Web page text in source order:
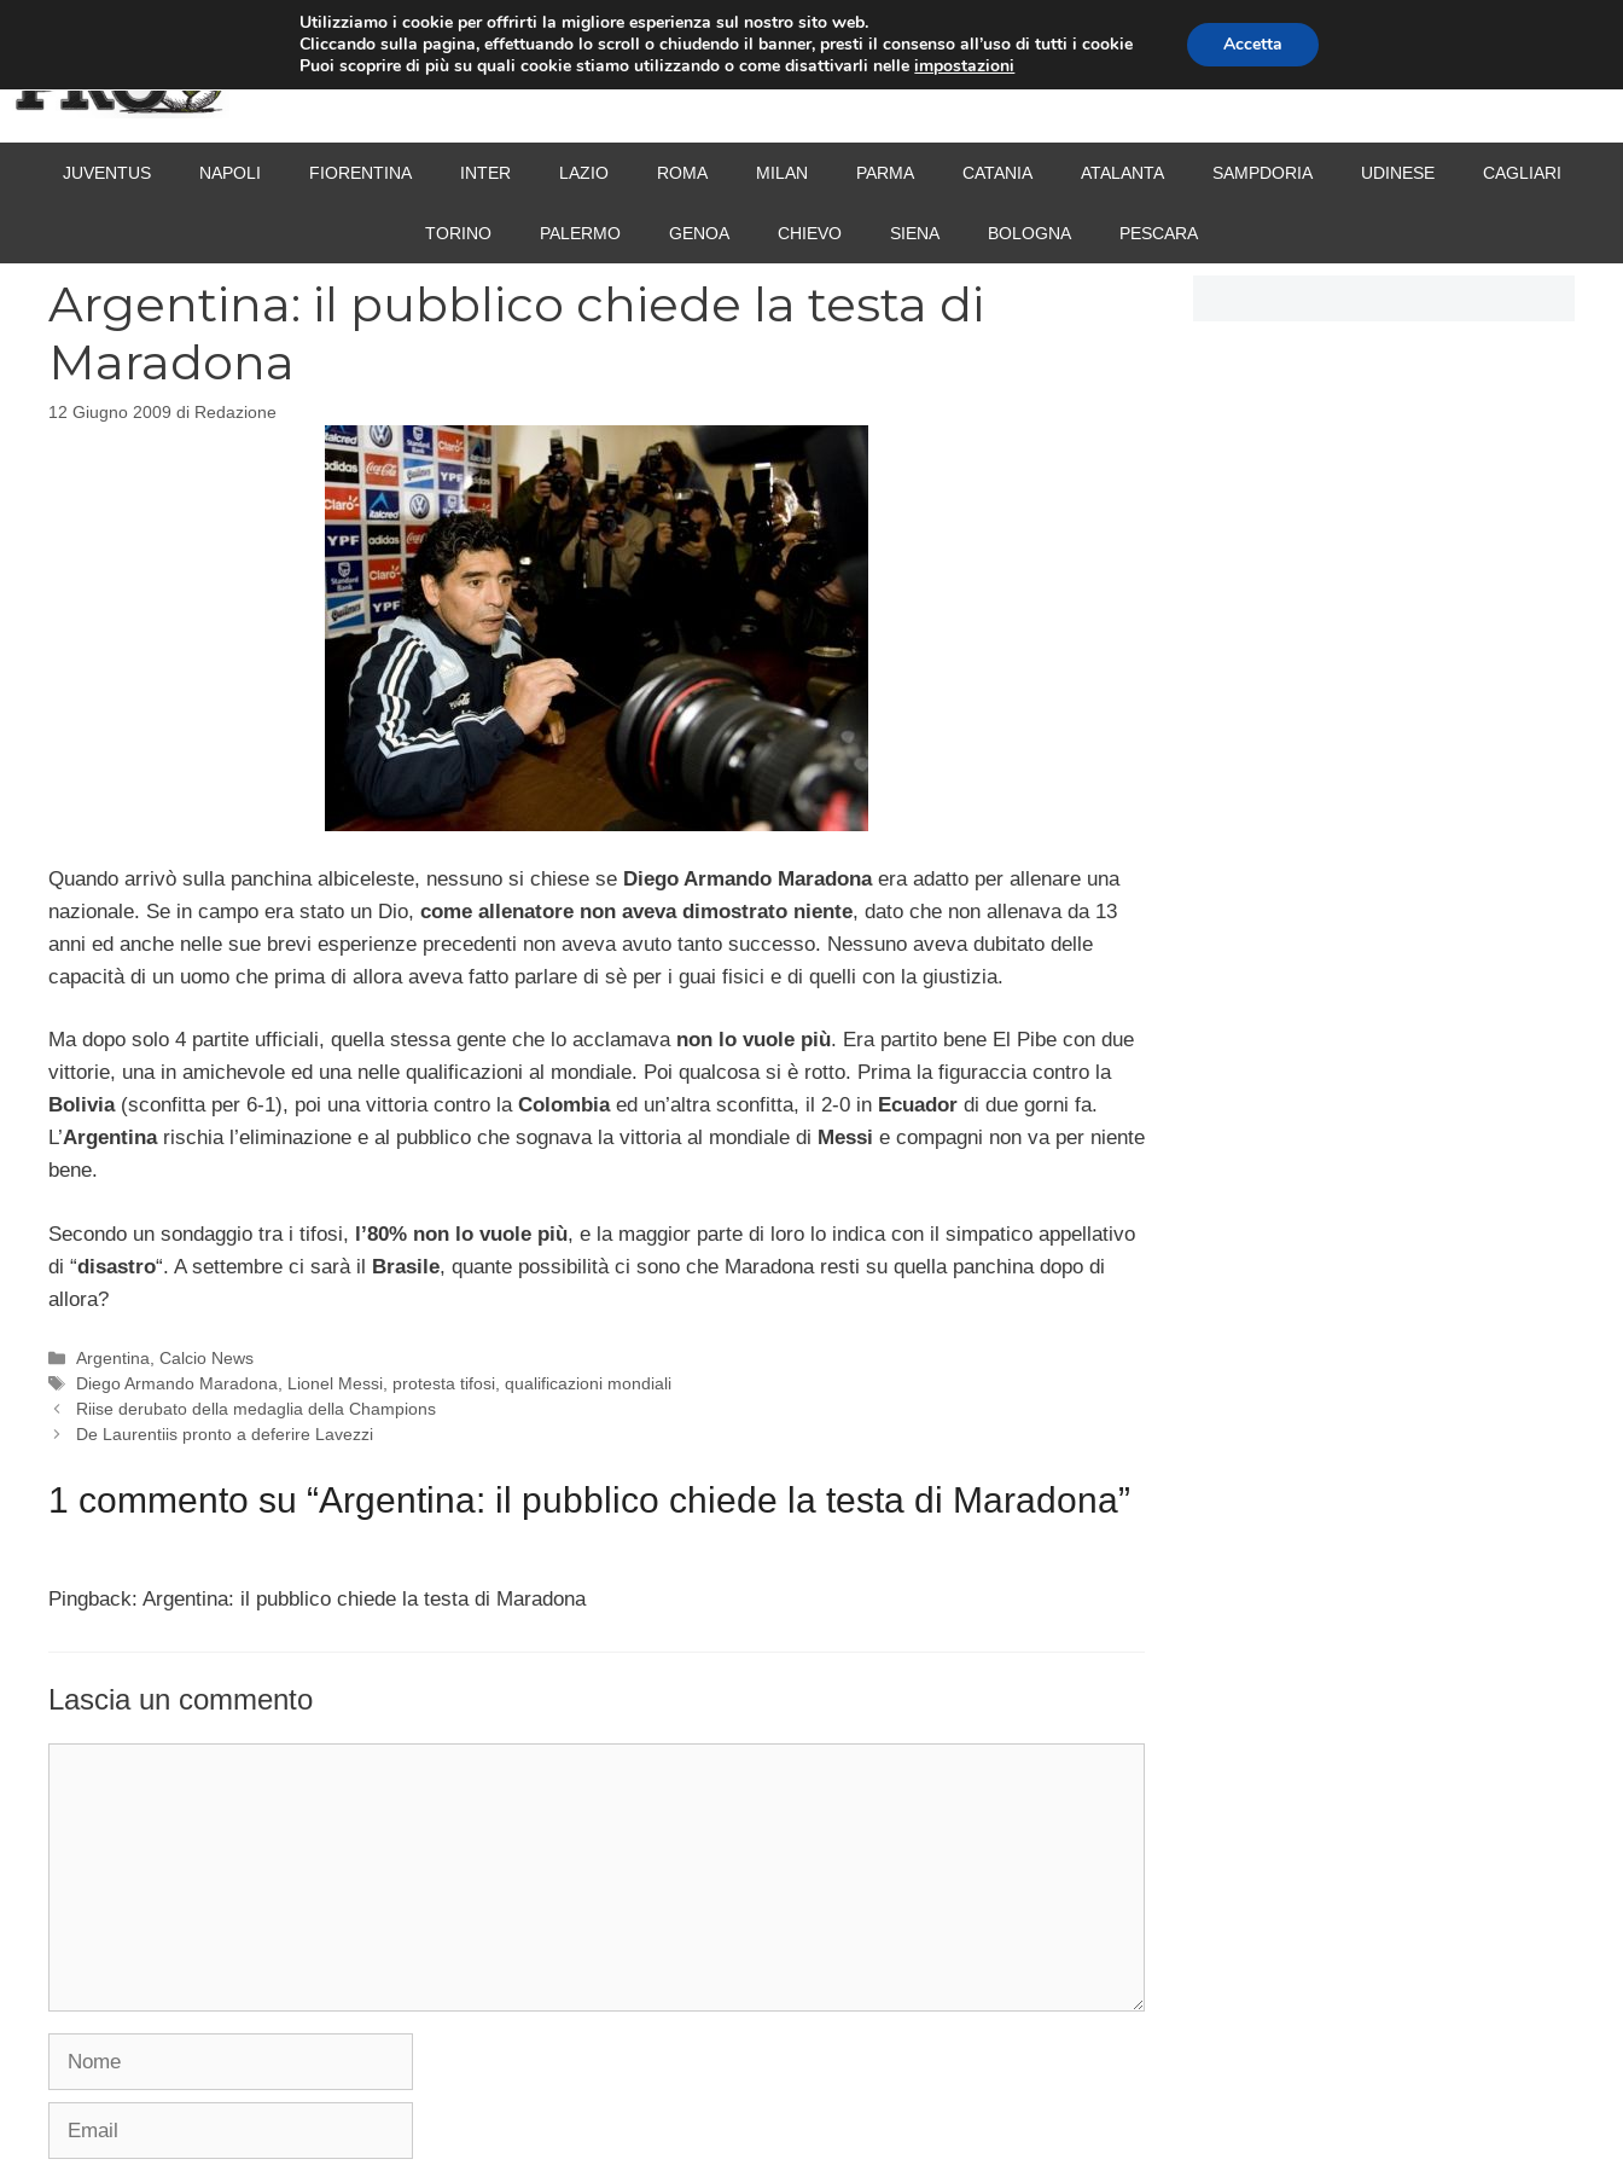
CALCIOMERCATO
JUVENTUS NAPOLI FIORENTINA INTER LAZIO ROMA MILAN PARMA CATANIA ATALANTA SAMPDORIA UDINESE CAGLIARI
TORINO PALERMO GENOA CHIEVO SIENA BOLOGNA PESCARA
Argentina: il pubblico chiede la testa di
Maradona
12 Giugno 2009 di Redazione
Quando arrivò sulla panchina albiceleste, nessuno si chiese se Diego Armando Maradonaera adatto per allenare una
nazionale. Se in campo era stato un Dio, come allenatore non aveva dimostrato niente, dato che non allenava da 13
anni ed anche nelle sue brevi esperienze precedenti non aveva avuto tanto successo. Nessuno aveva dubitato delle
capacità di un uomo che prima di allora aveva fatto parlare di sè per i guai fisici e di quelli con la giustizia.
Ma dopo solo 4 partite ufficiali, quella stessa gente che lo acclamava non lo vuole più. Era partito bene El Pibe con due
vittorie, una in amichevole ed una nelle qualificazioni al mondiale. Poi qualcosa si è rotto. Prima la figuraccia contro la
Bolivia (sconfitta per 6-1), poi una vittoria contro la Colombia ed un’altra sconfitta, il 2-0 in Ecuador di due gorni fa.
L’Argentina rischia l’eliminazione e al pubblico che sognava la vittoria al mondiale di Messi e compagni non va per niente
bene.
Secondo un sondaggio tra i tifosi, l’80% non lo vuole più, e la maggior parte di loro lo indica con il simpatico appellativo
di “disastro“. A settembre ci sarà il Brasile, quante possibilità ci sono che Maradona resti su quella panchina dopo di
allora?
Categorie
Argentina,Calcio News
Tag
Diego Armando Maradona, Lionel Messi, protesta tifosi,qualificazioni mondiali
Riise derubato della medaglia della Champions
De Laurentiis pronto a deferire Lavezzi
1 commento su “Argentina: il pubblico chiede la testa di Maradona”
Pingback: Argentina: il pubblico chiede la testa di Maradona
Lascia un commento
Nome
Email
Utilizziamo i cookie per offrirti la migliore esperienza sul nostro sito web.
Cliccando sulla pagina, effettuando lo scroll o chiudendo il banner, presti il consenso all’uso di tutti i cookie
Puoi scoprire di più su quali cookie stiamo utilizzando o come disattivarli nelleimpostazioni
Accetta